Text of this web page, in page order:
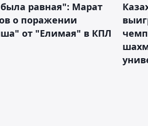
равная": Марат
о поражении
от "Елимая" в КПЛ